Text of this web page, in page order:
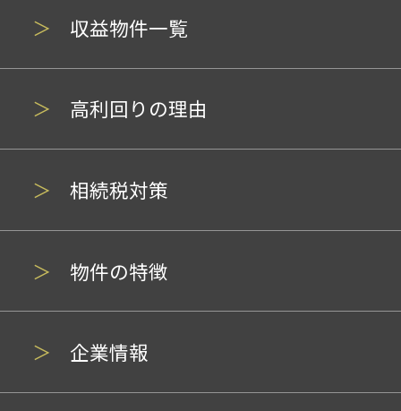
収益物件一覧
高利回りの理由
相続税対策
物件の特徴
企業情報